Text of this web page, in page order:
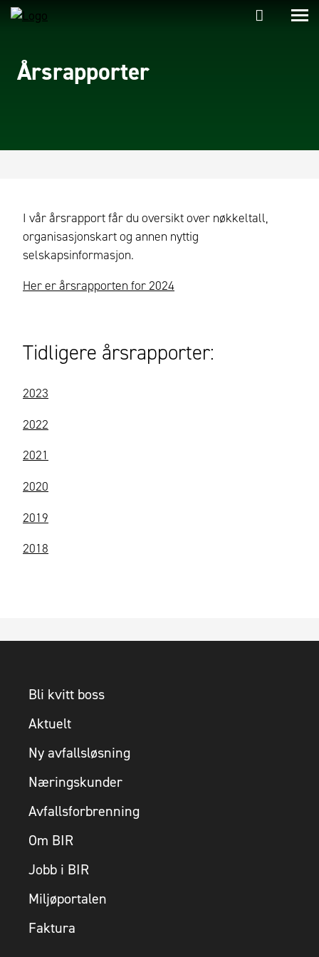
Årsrapporter
I vår årsrapport får du oversikt over nøkkeltall,
organisasjonskart og annen nyttig
selskapsinformasjon.
Her er årsrapporten for 2024
Tidligere årsrapporter:
2023
2022
2021
2020
2019
2018
Bli kvitt boss
Aktuelt
Ny avfallsløsning
Næringskunder
Avfallsforbrenning
Om BIR
Jobb i BIR
Miljøportalen
Faktura